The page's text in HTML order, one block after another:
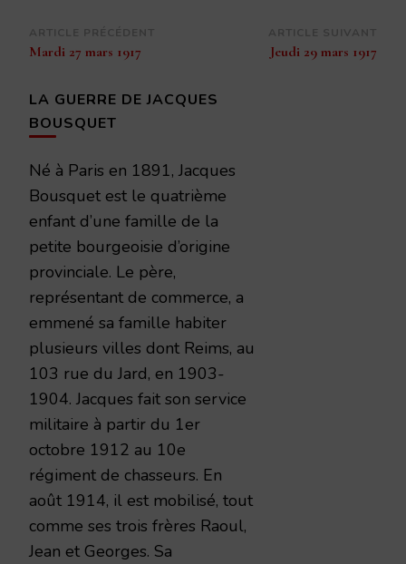
Navigation
d’article
Mardi 27 mars 1917 Jeudi 29 mars 1917
LA GUERRE DE JACQUES
BOUSQUET
Né à Paris en 1891, Jacques
Bousquet est le quatrième
enfant d’une famille de la
petite bourgeoisie d’origine
provinciale. Le père,
représentant de commerce, a
emmené sa famille habiter
plusieurs villes dont Reims, au
103 rue du Jard, en 1903-
1904. Jacques fait son service
militaire à partir du 1er
octobre 1912 au 10e
régiment de chasseurs. En
août 1914, il est mobilisé, tout
comme ses trois frères Raoul,
Jean et Georges. Sa